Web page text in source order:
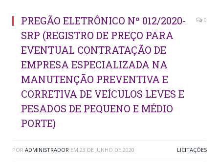
PREGÃO ELETRÔNICO Nº 012/2020-
SRP (REGISTRO DE PREÇO PARA
EVENTUAL CONTRATAÇÃO DE
EMPRESA ESPECIALIZADA NA
MANUTENÇÃO PREVENTIVA E
CORRETIVA DE VEÍCULOS LEVES E
PESADOS DE PEQUENO E MÉDIO
PORTE)
0
POR ADMINISTRADOR EM 23 DE JUNHO DE 2020 LICITAÇÕES